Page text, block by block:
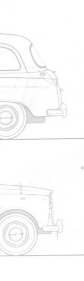
cette vid?o.
il ?tait annonc?
enfin. Reste ?
non
cette vid?o.
pas un V5N
!
versions, y
?lectrique
d'une voiture d?j?